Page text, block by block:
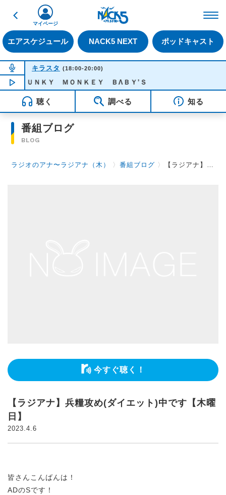
戻る
エアスケジュール NACK5 NEXT ポッドキャスト
マイページ
NOW ON AIR
キラスタ (18:00-20:00)
NOW PLAYING 19:15
ＦＵＮＫＹ ＭＯＮＫＥＹ ＢΛＢＹ’Ｓ
聴く 調べる 知る
番組ブログ
BLOG
ラジオのアナ〜ラジアナ（木） 〉番組ブログ 〉 【ラジアナ】兵糧攻め(ダイエット)中です【木曜日】
今すぐ聴く！
【ラジアナ】兵糧攻め(ダイエット)中です【木曜
日】
2023.4.6
皆さんこんばんは！
ADのSです！